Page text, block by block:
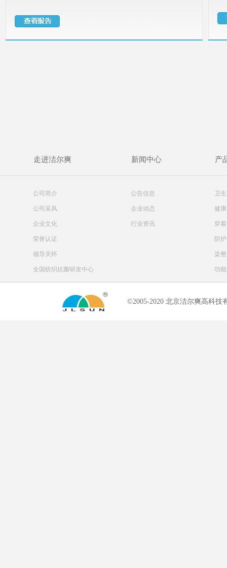
走进洁尔爽 新闻中心 产
公司简介
公司采风
企业文化
荣誉认证
领导关怀
全国纺织抗菌研发中心
公告信息
企业动态
行业资讯
卫
健
穿
防
染
功
©2005-2020 北京洁尔爽高科